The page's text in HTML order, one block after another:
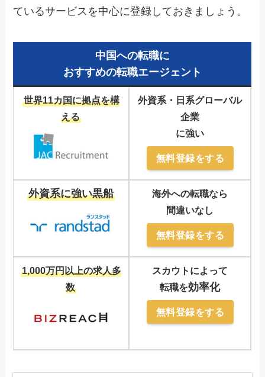
ているサービスを中心に登録しておきましょう。
中国への転職に
おすすめの転職エージェント
世界11カ国に拠点を構
える
外資系・日系グローバル
企業
に強い
無料登録をする
外資系に強い黒船
海外への転職なら
間違いなし
無料登録をする
1,000万円以上の求人多
数
スカウトによって
転職を効率化
無料登録をする